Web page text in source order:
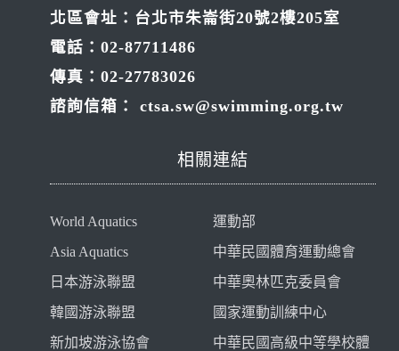
北區會址：台北市朱崙街20號2樓205室
電話：02-87711486
傳真：02-27783026
諮詢信箱：ctsa.sw@swimming.org.tw
相關連結
World Aquatics
Asia Aquatics
日本游泳聯盟
韓國游泳聯盟
新加坡游泳協會
運動部
中華民國體育運動總會
中華奧林匹克委員會
國家運動訓練中心
中華民國高級中等學校體